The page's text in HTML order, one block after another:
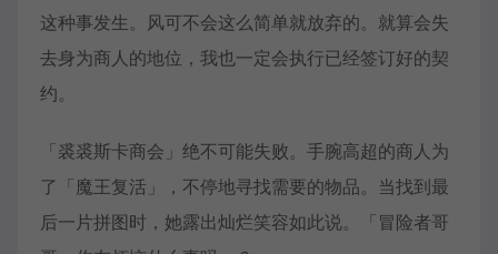
这种事发生。风可不会这么简单就放弃的。就算会失
去身为商人的地位，我也一定会执行已经签订好的契
约。
「裘裘斯卡商会」绝不可能失败。手腕高超的商人为
了「魔王复活」，不停地寻找需要的物品。当找到最
后一片拼图时，她露出灿烂笑容如此说。「冒险者哥